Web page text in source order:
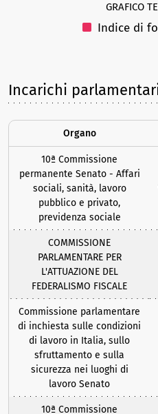
GRAFICO
Indice di
Incarichi
Organo
10ª Commissione
permanente Senato - Affari
sociali, sanità, lavoro
pubblico e privato,
previdenza sociale
COMMISSIONE
PARLAMENTARE PER
L'ATTUAZIONE DEL
FEDERALISMO FISCALE
Commissione parlamentare
di inchiesta sulle condizioni
di lavoro in Italia, sullo
sfruttamento e sulla
sicurezza nei luoghi di
lavoro Senato
10ª Commissione